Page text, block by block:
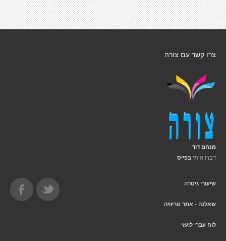
צרו קשר עם צורה
מנחם דוד
דברו איתי בפייס
שיעורי גיטרה
שאלנה - אתר טריוויה
לוח עברי לועזי